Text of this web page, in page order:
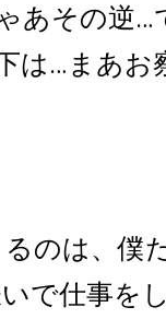
あその逆…
は…まあお
のは、僕
で仕事を